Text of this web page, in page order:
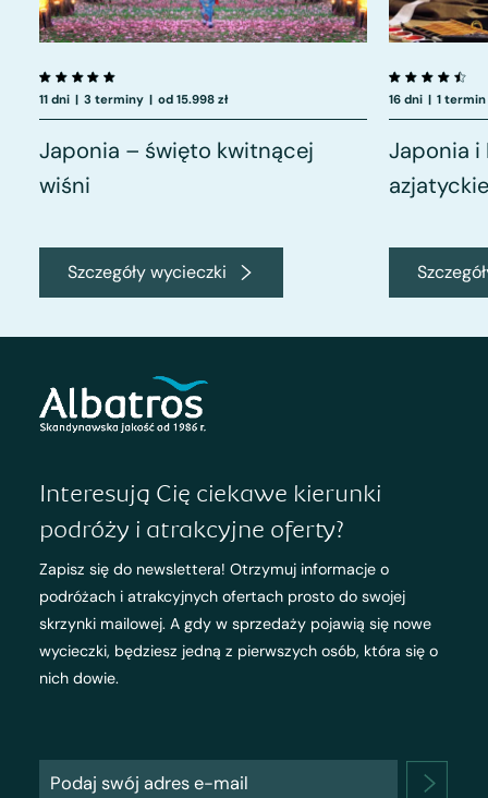
11 dni | 3 terminy | od 15.998 zł
Japonia – święto kwitnącej
wiśni
Szczegóły wycieczki
16 dni | 1 termin
Japonia i
Interesują Cię ciekawe kierunki
podróży i atrakcyjne oferty?
Zapisz się do newslettera! Otrzymuj informacje o
podróżach i atrakcyjnych ofertach prosto do swojej
skrzynki mailowej. A gdy w sprzedaży pojawią się nowe
wycieczki, będziesz jedną z pierwszych osób, która się o
nich dowie.